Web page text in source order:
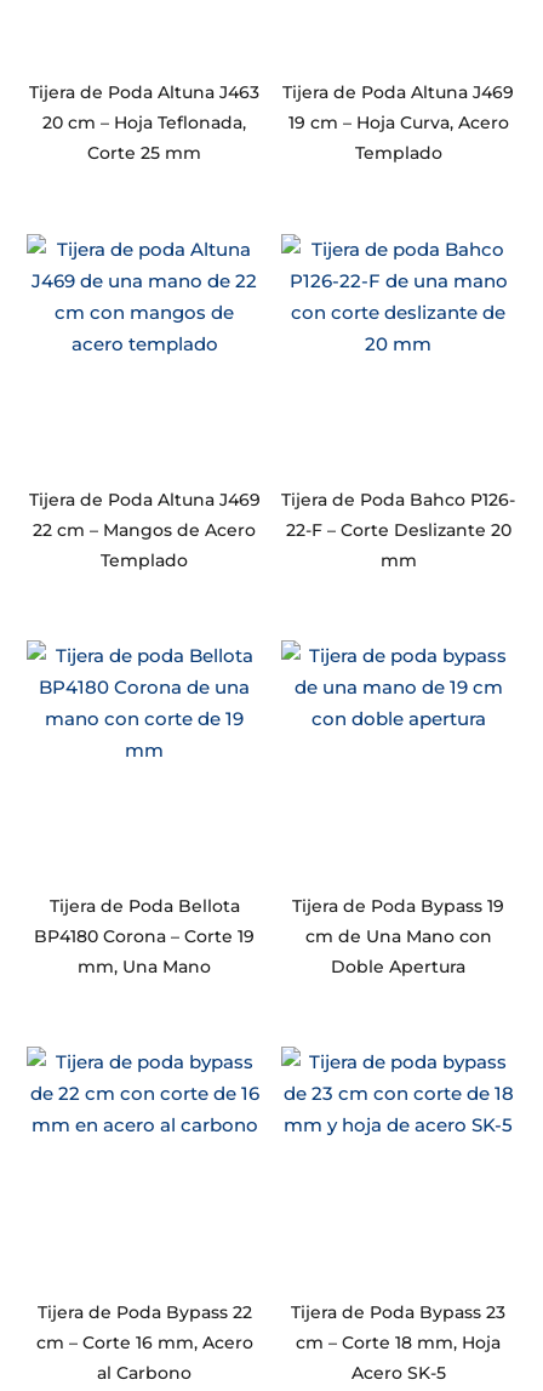
Tijera de Poda Altuna J463
20 cm – Hoja Teflonada,
Corte 25 mm
Tijera de Poda Altuna J469
19 cm – Hoja Curva, Acero
Templado
Tijera de Poda Altuna J469
22 cm – Mangos de Acero
Templado
Tijera de Poda Bahco P126-
22-F – Corte Deslizante 20
mm
Tijera de Poda Bellota
BP4180 Corona – Corte 19
mm, Una Mano
Tijera de Poda Bypass 19
cm de Una Mano con
Doble Apertura
Tijera de Poda Bypass 22
cm – Corte 16 mm, Acero
al Carbono
Tijera de Poda Bypass 23
cm – Corte 18 mm, Hoja
Acero SK-5